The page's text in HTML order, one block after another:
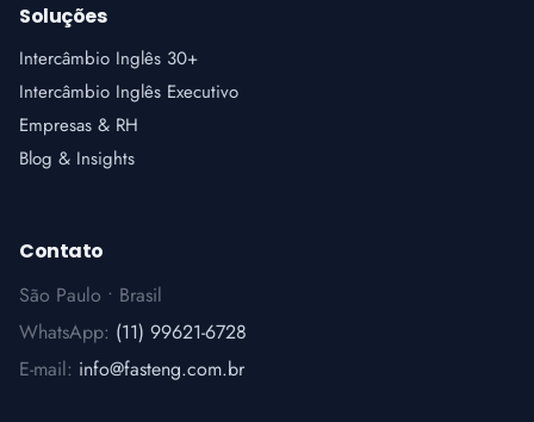
Soluções
Intercâmbio Inglês 30+
Intercâmbio Inglês Executivo
Empresas & RH
Blog & Insights
Contato
São Paulo • Brasil
WhatsApp: (11) 99621-6728
E-mail: info@fasteng.com.br